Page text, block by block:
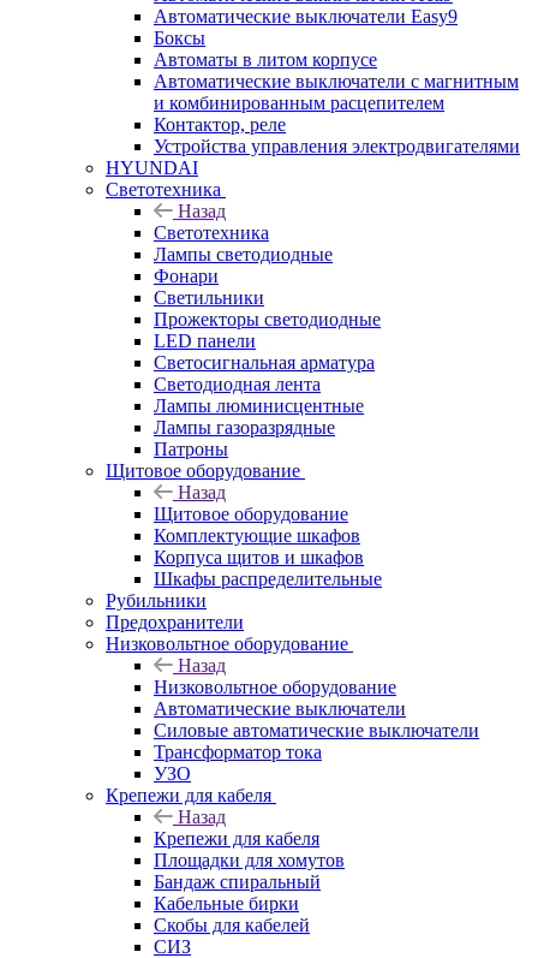
Автоматические выключатели Easy9
Боксы
Автоматы в литом корпусе
Автоматические выключатели с магнитным
и комбинированным расцепителем
Контактор, реле
Устройства управления электродвигателями
HYUNDAI
Светотехника
Назад
Светотехника
Лампы светодиодные
Фонари
Светильники
Прожекторы светодиодные
LED панели
Светосигнальная арматура
Светодиодная лента
Лампы люминисцентные
Лампы газоразрядные
Патроны
Щитовое оборудование
Назад
Щитовое оборудование
Комплектующие шкафов
Корпуса щитов и шкафов
Шкафы распределительные
Рубильники
Предохранители
Низковольтное оборудование
Назад
Низковольтное оборудование
Автоматические выключатели
Силовые автоматические выключатели
Трансформатор тока
УЗО
Крепежи для кабеля
Назад
Крепежи для кабеля
Площадки для хомутов
Бандаж спиральный
Кабельные бирки
Cкобы для кабелей
СИЗ